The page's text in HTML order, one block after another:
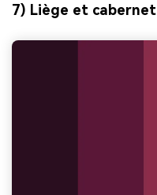
7) Liège et cabernet